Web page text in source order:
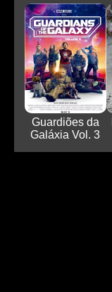
Guardiões da
Galáxia Vol. 3